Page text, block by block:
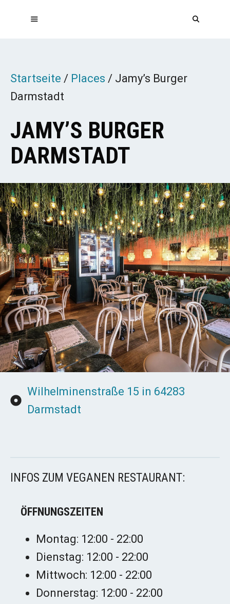
Startseite / Places / Jamy’s Burger
Darmstadt
JAMY’S BURGER
DARMSTADT
Wilhelminenstraße 15 in 64283
Darmstadt
INFOS ZUM VEGANEN RESTAURANT:
ÖFFNUNGSZEITEN
Montag: 12:00 - 22:00
Dienstag: 12:00 - 22:00
Mittwoch: 12:00 - 22:00
Donnerstag: 12:00 - 22:00